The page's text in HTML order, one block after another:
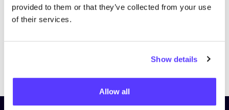
provided to them or that they’ve collected from your use
of their services.
Show details
Allow all
PreviousNext